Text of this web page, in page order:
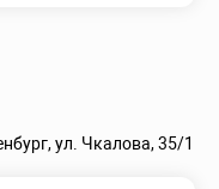
ул. Чкалова, 35/1